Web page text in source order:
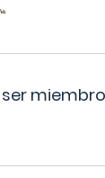
miembro